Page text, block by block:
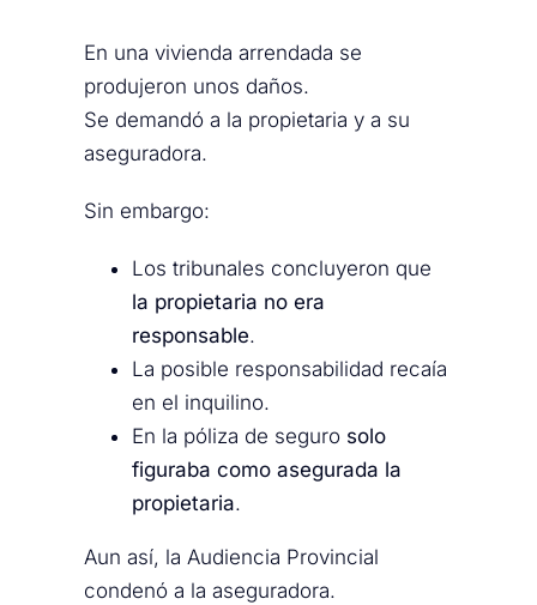
En una vivienda arrendada se
produjeron unos daños.
Se demandó a la propietaria y a su
aseguradora.
Sin embargo:
Los tribunales concluyeron que
la propietaria no era
responsable.
La posible responsabilidad recaía
en el inquilino.
En la póliza de seguro solo
figuraba como asegurada la
propietaria.
Aun así, la Audiencia Provincial
condenó a la aseguradora.